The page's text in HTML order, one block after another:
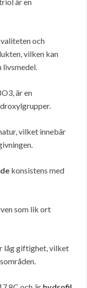
och
vilken kan
livsmedel.
är en
vilket innebär
konsistens med
som lik ort
låg giftighet, vilket